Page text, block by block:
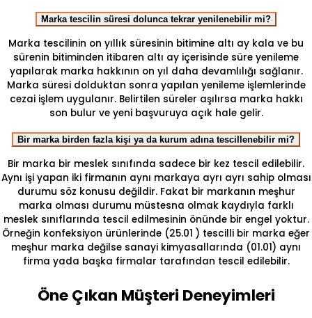
Marka tescilin süresi dolunca tekrar yenilenebilir mi?
Marka tescilinin on yıllık süresinin bitimine altı ay kala ve bu
sürenin bitiminden itibaren altı ay içerisinde süre yenileme
yapılarak marka hakkının on yıl daha devamlılığı sağlanır.
Marka süresi dolduktan sonra yapılan yenileme işlemlerinde
cezai işlem uygulanır. Belirtilen süreler aşılırsa marka hakkı
son bulur ve yeni başvuruya açık hale gelir.
Bir marka birden fazla kişi ya da kurum adına tescillenebilir mi?
Bir marka bir meslek sınıfında sadece bir kez tescil edilebilir.
Aynı işi yapan iki firmanın aynı markaya ayrı ayrı sahip olması
durumu söz konusu değildir. Fakat bir markanın meşhur
marka olması durumu müstesna olmak kaydıyla farklı
meslek sınıflarında tescil edilmesinin önünde bir engel yoktur.
Örneğin konfeksiyon ürünlerinde (25.01 ) tescilli bir marka eğer
meşhur marka değilse sanayi kimyasallarında (01.01) aynı
firma yada başka firmalar tarafından tescil edilebilir.
Öne Çıkan Müşteri Deneyimleri